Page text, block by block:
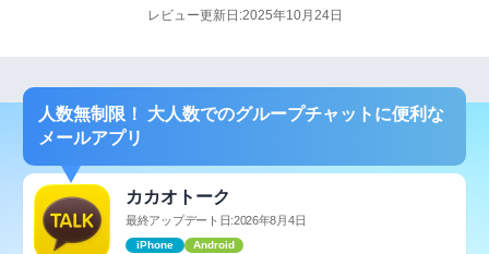
レビュー更新日:2025年10月24日
人数無制限！ 大人数でのグループチャットに便利な
メールアプリ
カカオトーク
最終アップデート日:2026年8月4日
iPhone Android